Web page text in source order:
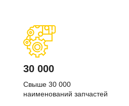
30 000
Свыше 30 000
наименований запчастей